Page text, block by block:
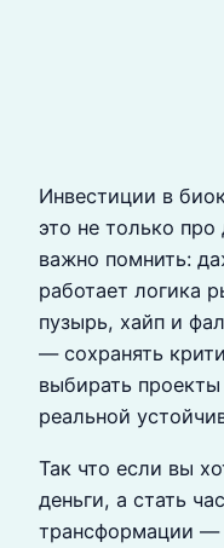
Инвестиции в
это не только
важно помнить:
работает логика
пузырь, хайп и
— сохранять
выбирать
реальной
Так что если вы
деньги, а стать
трансформации —